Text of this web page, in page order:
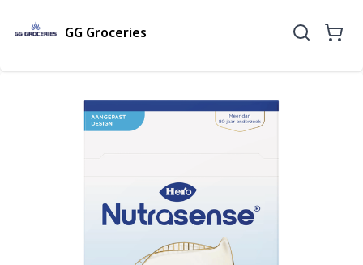
GG Groceries